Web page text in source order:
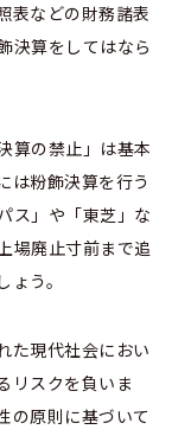
表などの財務諸表
決算をしてはなら
算の禁止」は基本
は粉飾決算を行う
ス」や「東芝」な
場廃止寸前まで追
う。
た現代社会におい
リスクを負いま
の原則に基づいて